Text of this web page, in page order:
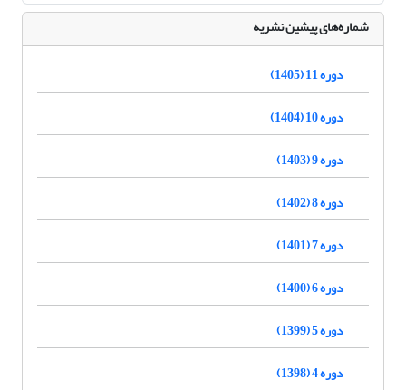
شماره‌های پیشین نشریه
دوره 11 (1405)
دوره 10 (1404)
دوره 9 (1403)
دوره 8 (1402)
دوره 7 (1401)
دوره 6 (1400)
دوره 5 (1399)
دوره 4 (1398)